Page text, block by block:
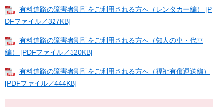
有料道路の障害者割引をご利用される方へ（レンタカー編） [P
DFファイル／327KB]
有料道路の障害者割引をご利用される方へ（知人の車・代車
編） [PDFファイル／320KB]
有料道路の障害者割引をご利用される方へ（福祉有償運送編）
[PDFファイル／444KB]